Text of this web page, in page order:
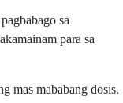
sa
para sa
mas mababang dosis.